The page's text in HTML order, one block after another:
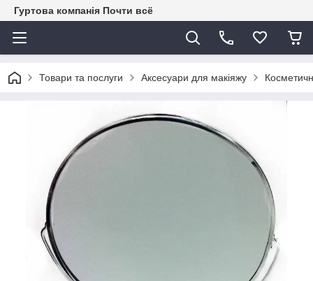
Гуртова компанія Почти всё
Товари та послуги Аксесуари для макіяжу